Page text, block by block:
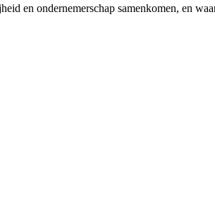
en ondernemerschap samenkomen, en